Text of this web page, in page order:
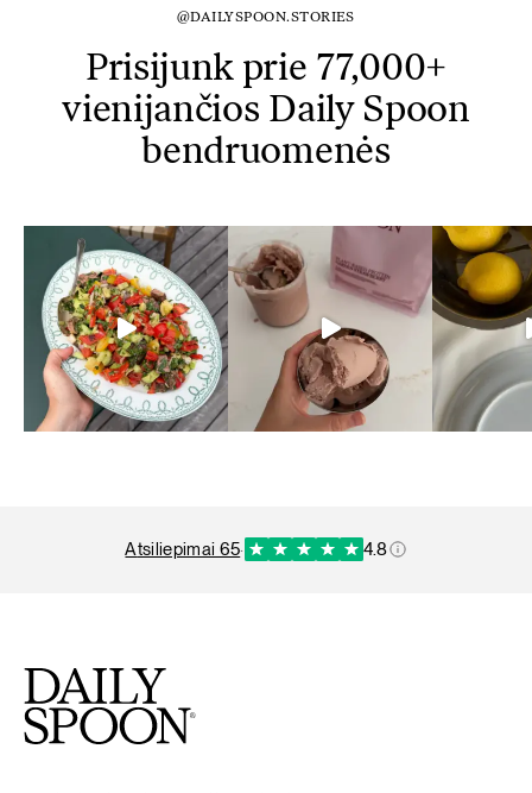
@DAILYSPOON.STORIES
Prisijunk prie 77,000+
vienijančios Daily Spoon
bendruomenės
atsiliepimai 65· 4.8